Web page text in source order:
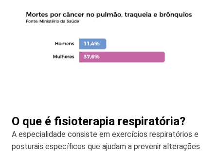
O que é fisioterapia respiratória?
A especialidade consiste em exercícios respiratórios e
posturais específicos que ajudam a prevenir alterações